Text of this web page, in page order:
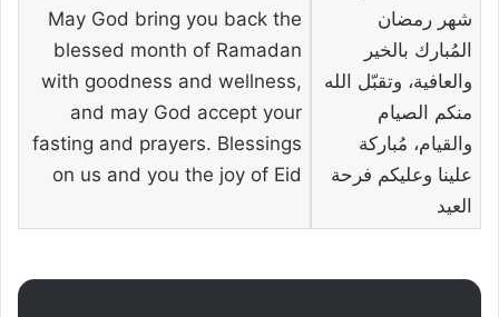
شهر رمضان
المُبارك بالخير
والعافية، وتقبّل الله
منكم الصيام
والقيام، مُباركة
علينا وعليكم فرحة
العيد
May God bring you back the
blessed month of Ramadan
with goodness and wellness,
and may God accept your
fasting and prayers. Blessings
on us and you the joy of Eid